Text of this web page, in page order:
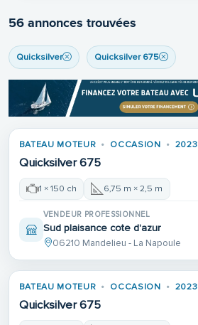
56 annonces trouvées
Quicksilver Quicksilver 675
BATEAU MOTEUR OCCASION 2023
Quicksilver 675
1 × 150 ch 6,75 m × 2,5 m
VENDEUR PROFESSIONNEL
Sud plaisance cote d'azur
06210 Mandelieu - La Napoule
BATEAU MOTEUR OCCASION 2023
Quicksilver 675